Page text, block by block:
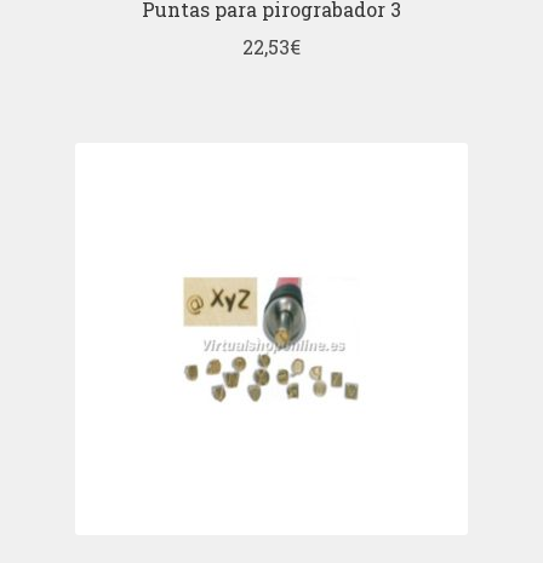
Puntas para pirograbador 3
22,53€